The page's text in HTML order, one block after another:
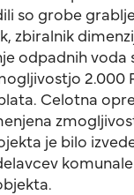
so grobe
zbiralnik
odpadnih voda
2.000
Celotna
je bilo